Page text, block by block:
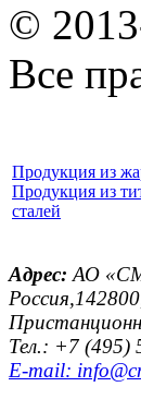
©
Все
Продукция из
Продукция из
сталей
Адрес: АО
Тел.: +7 (495)
E-mail: